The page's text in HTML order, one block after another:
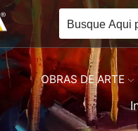
OBRAS DE ARTE